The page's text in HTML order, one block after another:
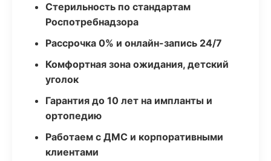
Стерильность по стандартам
Роспотребнадзора
Рассрочка 0% и онлайн-запись 24/7
Комфортная зона ожидания, детский
уголок
Гарантия до 10 лет на импланты и
ортопедию
Работаем с ДМС и корпоративными
клиентами